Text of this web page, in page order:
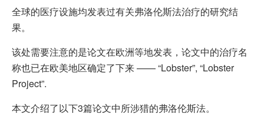
全球的医疗设施均发表过有关弗洛伦斯法治疗的研究结
果。
该处需要注意的是论文在欧洲等地发表，论文中的治疗名
称也已在欧美地区确定了下来 —— “Lobster”, “Lobster
Project”.
本文介绍了以下3篇论文中所涉猎的弗洛伦斯法。